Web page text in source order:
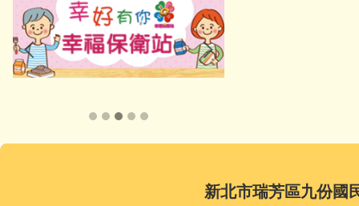
新北市瑞芳區九份國